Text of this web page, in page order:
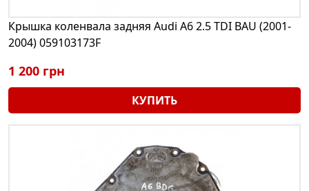
Крышка коленвала задняя Audi A6 2.5 TDI BAU (2001-
2004) 059103173F
1 200 грн
КУПИТЬ